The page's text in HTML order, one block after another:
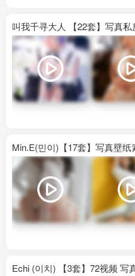
叫我千寻大人 【22套】写真
Min.E(민이)【17套】写真壁
Echi (이치) 【3套】72视频 写